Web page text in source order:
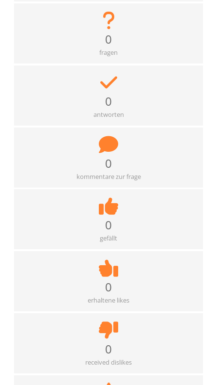
0
fragen
0
antworten
0
kommentare zur frage
0
gefällt
0
erhaltene likes
0
received dislikes